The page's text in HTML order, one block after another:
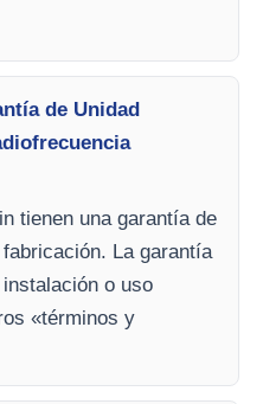
de Unidad
tienen una garantía de
La garantía
o uso
«términos y